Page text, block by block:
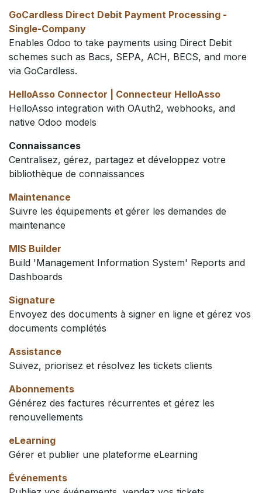
GoCardless Direct Debit Payment Processing -
Single-Company
Enables Odoo to take payments using Direct Debit
schemes such as Bacs, SEPA, ACH, BECS, and more
via GoCardless.
HelloAsso Connector | Connecteur HelloAsso
HelloAsso integration with OAuth2, webhooks, and
native Odoo models
Connaissances
Centralisez, gérez, partagez et développez votre
bibliothèque de connaissances
Maintenance
Suivre les équipements et gérer les demandes de
maintenance
MIS Builder
Build 'Management Information System' Reports and
Dashboards
Signature
Envoyez des documents à signer en ligne et gérez vos
documents complétés
Assistance
Suivez, priorisez et résolvez les tickets clients
Abonnements
Générez des factures récurrentes et gérez les
renouvellements
eLearning
Gérer et publier une plateforme eLearning
Événements